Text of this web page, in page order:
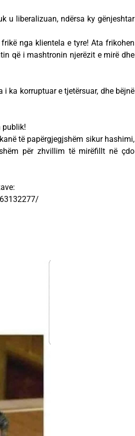
u liberalizuan, ndërsa ky gënjeshtar
nga klientela e tyre! Ata frikohen
që i mashtronin njerëzit e mirë dhe
ka korruptuar e tjetërsuar, dhe bëjnë
publik!
të papërgjegjshëm sikur hashimi,
për zhvillim të mirëfillt në çdo